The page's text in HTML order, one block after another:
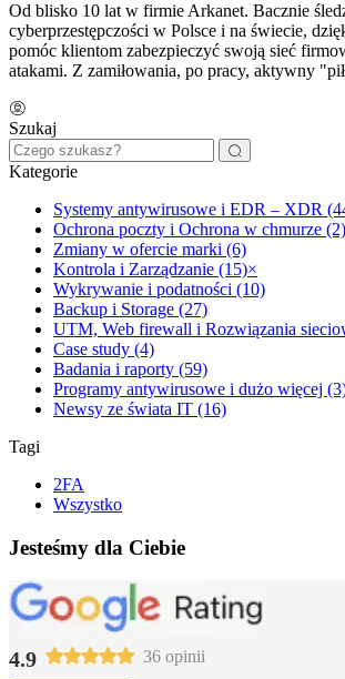
Od blisko 10 lat w firmie Arkanet. Bacznie
cyberprzestępczości w Polsce i na świecie,
pomóc klientom zabezpieczyć swoją sieć
atakami. Z zamiłowania, po pracy, aktywny
Szukaj
Kategorie
Systemy antywirusowe i EDR – XDR
Ochrona poczty i Ochrona w chmurze (2)
Zmiany w ofercie marki (6)
Kontrola i Zarządzanie (15)×
Wykrywanie i podatności (10)
Backup i Storage (27)
UTM, Web firewall i Rozwiązania
Case study (4)
Badania i raporty (59)
Programy antywirusowe i dużo więcej
Newsy ze świata IT (16)
Tagi
2FA
Wszystko
Jesteśmy dla Ciebie
4.9 36 opinii